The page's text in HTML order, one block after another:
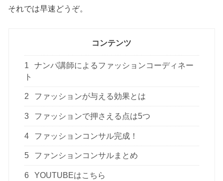
それでは早速どうぞ。
コンテンツ
1
ナンパ講師によるファッションコーディネー
ト
2 ファッションが与える効果とは
3 ファッションで押さえる点は5つ
4 ファッションコンサル完成！
5 ファンションコンサルまとめ
6 YOUTUBEはこちら